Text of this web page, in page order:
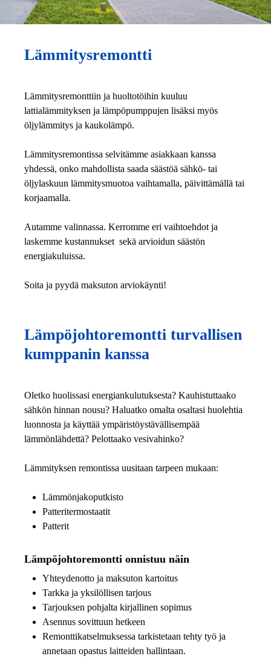
Lämmitysremontti
Lämmitysremonttiin ja huoltotöihin kuuluu
lattialämmityksen ja lämpöpumppujen lisäksi myös
öljylämmitys ja kaukolämpö.
Lämmitysremontissa selvitämme asiakkaan kanssa
yhdessä, onko mahdollista saada säästöä sähkö- tai
öljylaskuun lämmitysmuotoa vaihtamalla, päivittämällä tai
korjaamalla.
Autamme valinnassa. Kerromme eri vaihtoehdot ja
laskemme kustannukset sekä arvioidun säästön
energiakuluissa.
Soita ja pyydä maksuton arviokäynti!
Lämpöjohtoremontti turvallisen
kumppanin kanssa
Oletko huolissasi energiankulutuksesta? Kauhistuttaako
sähkön hinnan nousu? Haluatko omalta osaltasi huolehtia
luonnosta ja käyttää ympäristöystävällisempää
lämmönlähdettä? Pelottaako vesivahinko?
Lämmityksen remontissa uusitaan tarpeen mukaan:
Lämmönjakoputkisto
Patteritermostaatit
Patterit
Lämpöjohtoremontti onnistuu näin
Yhteydenotto ja maksuton kartoitus
Tarkka ja yksilöllisen tarjous
Tarjouksen pohjalta kirjallinen sopimus
Asennus sovittuun hetkeen
Remonttikatselmuksessa tarkistetaan tehty työ ja
annetaan opastus laitteiden hallintaan.